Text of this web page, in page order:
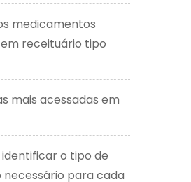
medicamentos
receituário tipo
mais acessadas em
o tipo de
para cada